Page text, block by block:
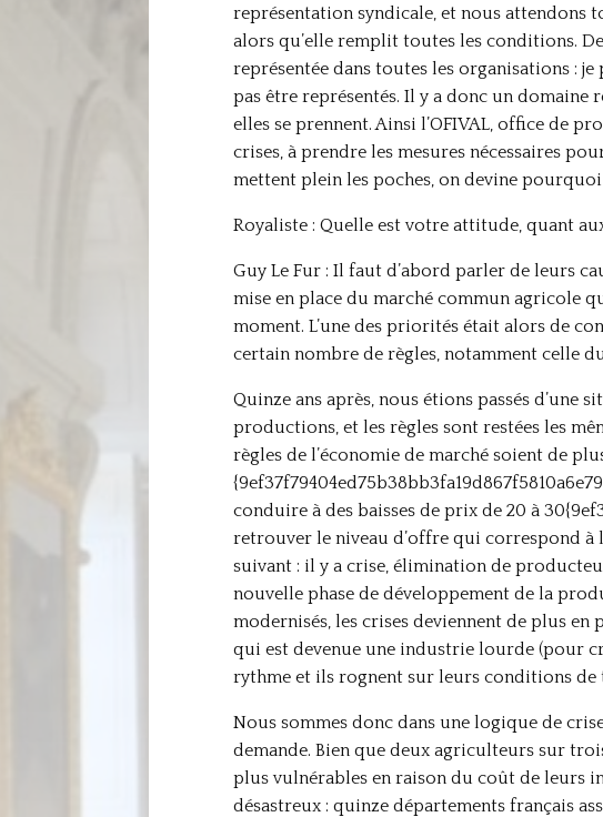
représentation syndicale, et nous attendons
alors qu’elle remplit toutes les conditions.
représentée dans toutes les organisations :
pas être représentés. Il y a donc un domaine
elles se prennent. Ainsi l’OFIVAL, office de
crises, à prendre les mesures nécessaires
mettent plein les poches, on devine
Royaliste : Quelle est votre attitude, quant
Guy Le Fur : Il faut d’abord parler de leurs
mise en place du marché commun agricole
moment. L’une des priorités était alors de
certain nombre de règles, notamment celle
Quinze ans après, nous étions passés
productions, et les règles sont restées les
règles de l’économie de marché soient de
conduire à des baisses de prix de 20 à
retrouver le niveau d’offre qui correspond à
suivant : il y a crise, élimination de
nouvelle phase de développement de la
modernisés, les crises deviennent de plus
qui est devenue une industrie lourde (pour
rythme et ils rognent sur leurs conditions de
Nous sommes donc dans une logique de
demande. Bien que deux agriculteurs sur
plus vulnérables en raison du coût de leurs
désastreux : quinze départements français